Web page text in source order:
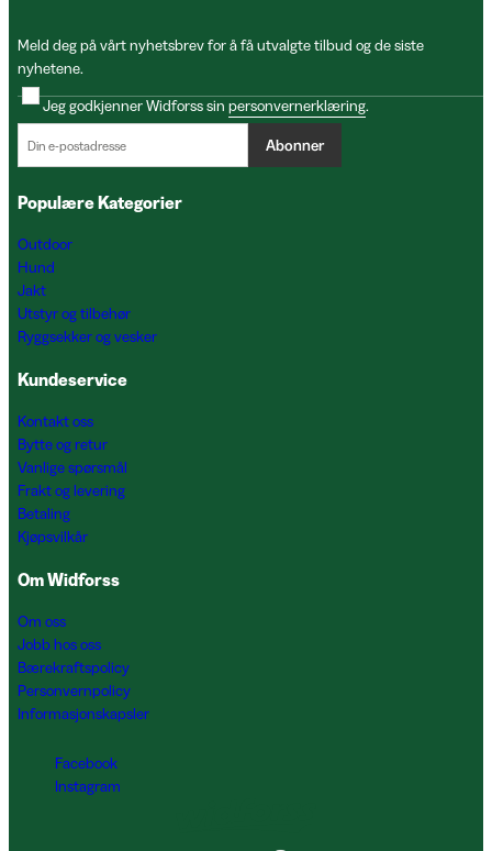
Meld deg på vårt nyhetsbrev for å få utvalgte tilbud og de siste
nyhetene.
Jeg godkjenner Widforss sin personvernerklæring.
Abonner
Populære Kategorier
Outdoor
Hund
Jakt
Utstyr og tilbehør
Ryggsekker og vesker
Kundeservice
Kontakt oss
Bytte og retur
Vanlige spørsmål
Frakt og levering
Betaling
Kjøpsvilkår
Om Widforss
Om oss
Jobb hos oss
Bærekraftspolicy
Personvernpolicy
Informasjonskapsler
Facebook
Instagram